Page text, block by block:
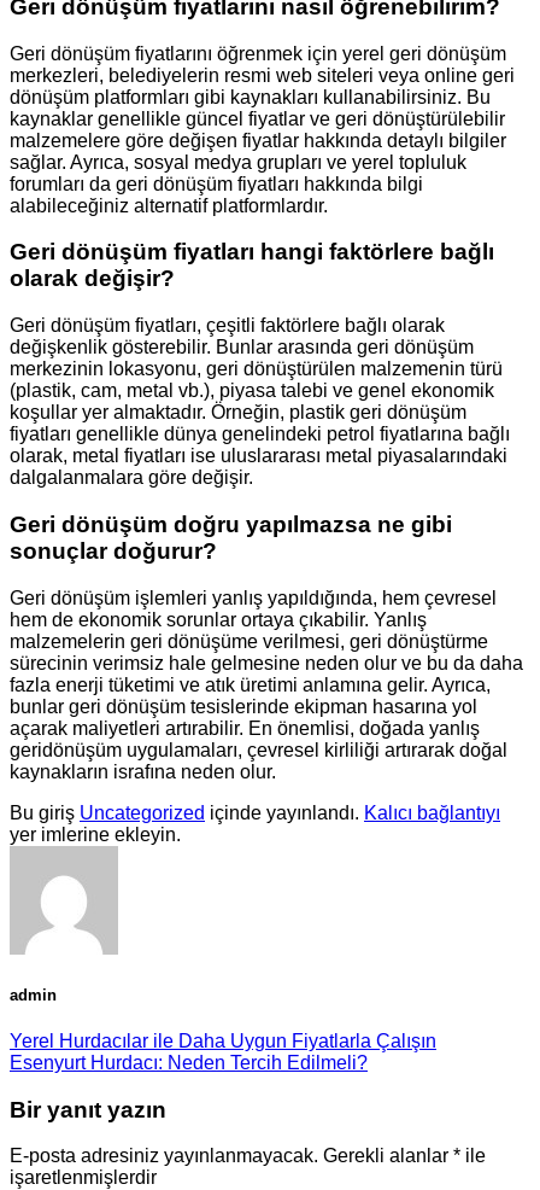
Geri dönüşüm fiyatlarını nasıl öğrenebilirim?
Geri dönüşüm fiyatlarını öğrenmek için yerel geri dönüşüm
merkezleri, belediyelerin resmi web siteleri veya online geri
dönüşüm platformları gibi kaynakları kullanabilirsiniz. Bu
kaynaklar genellikle güncel fiyatlar ve geri dönüştürülebilir
malzemelere göre değişen fiyatlar hakkında detaylı bilgiler
sağlar. Ayrıca, sosyal medya grupları ve yerel topluluk
forumları da geri dönüşüm fiyatları hakkında bilgi
alabileceğiniz alternatif platformlardır.
Geri dönüşüm fiyatları hangi faktörlere bağlı
olarak değişir?
Geri dönüşüm fiyatları, çeşitli faktörlere bağlı olarak
değişkenlik gösterebilir. Bunlar arasında geri dönüşüm
merkezinin lokasyonu, geri dönüştürülen malzemenin türü
(plastik, cam, metal vb.), piyasa talebi ve genel ekonomik
koşullar yer almaktadır. Örneğin, plastik geri dönüşüm
fiyatları genellikle dünya genelindeki petrol fiyatlarına bağlı
olarak, metal fiyatları ise uluslararası metal piyasalarındaki
dalgalanmalara göre değişir.
Geri dönüşüm doğru yapılmazsa ne gibi
sonuçlar doğurur?
Geri dönüşüm işlemleri yanlış yapıldığında, hem çevresel
hem de ekonomik sorunlar ortaya çıkabilir. Yanlış
malzemelerin geri dönüşüme verilmesi, geri dönüştürme
sürecinin verimsiz hale gelmesine neden olur ve bu da daha
fazla enerji tüketimi ve atık üretimi anlamına gelir. Ayrıca,
bunlar geri dönüşüm tesislerinde ekipman hasarına yol
açarak maliyetleri artırabilir. En önemlisi, doğada yanlış
geridönüşüm uygulamaları, çevresel kirliliği artırarak doğal
kaynakların israfına neden olur.
Bu giriş Uncategorized içinde yayınlandı. Kalıcı bağlantıyı
yer imlerine ekleyin.
admin
Yerel Hurdacılar ile Daha Uygun Fiyatlarla Çalışın
Esenyurt Hurdacı: Neden Tercih Edilmeli?
Bir yanıt yazın
E-posta adresiniz yayınlanmayacak. Gerekli alanlar * ile
işaretlenmişlerdir